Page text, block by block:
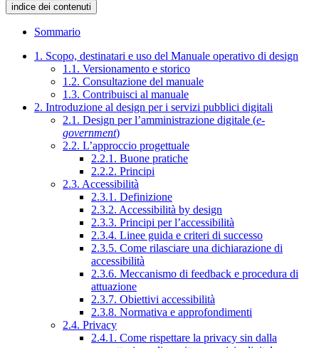
indice dei contenuti
Sommario
1. Scopo, destinatari e uso del Manuale operativo di design
1.1. Versionamento e storico
1.2. Consultazione del manuale
1.3. Contribuisci al manuale
2. Introduzione al design per i servizi pubblici digitali
2.1. Design per l’amministrazione digitale (e-
government)
2.2. L’approccio progettuale
2.2.1. Buone pratiche
2.2.2. Principi
2.3. Accessibilità
2.3.1. Definizione
2.3.2. Accessibilità by design
2.3.3. Principi per l’accessibilità
2.3.4. Linee guida e criteri di successo
2.3.5. Come rilasciare una dichiarazione di
accessibilità
2.3.6. Meccanismo di feedback e procedura di
attuazione
2.3.7. Obiettivi accessibilità
2.3.8. Normativa e approfondimenti
2.4. Privacy
2.4.1. Come rispettare la privacy sin dalla